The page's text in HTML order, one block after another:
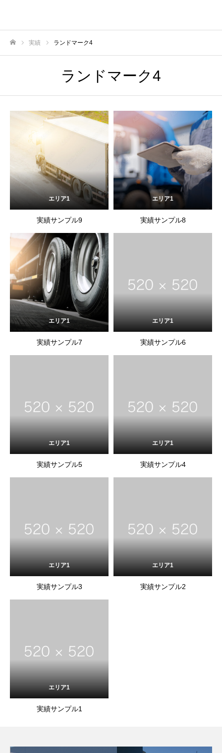
実績 ランドマーク4
ランドマーク4
エリア1
実績サンプル9
エリア1
実績サンプル8
エリア1
実績サンプル7
エリア1
実績サンプル6
エリア1
実績サンプル5
エリア1
実績サンプル4
エリア1
実績サンプル3
エリア1
実績サンプル2
エリア1
実績サンプル1